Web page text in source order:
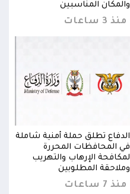
والمكان المناسبين
منذ 3 ساعات
الدفاع تطلق حملة أمنية شاملة
في المحافظات المحررة
لمكافحة الإرهاب والتهريب
وملاحقة المطلوبين
منذ 7 ساعات